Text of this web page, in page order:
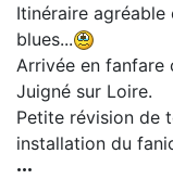
Itinéraire
blues...
Arrivée en fanfare
Juigné sur Loire.
Petite révision de
installation du